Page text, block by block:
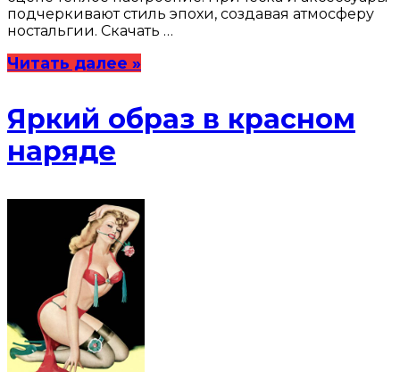
подчеркивают стиль эпохи, создавая атмосферу
ностальгии. Скачать …
Читать далее »
Яркий образ в красном
наряде